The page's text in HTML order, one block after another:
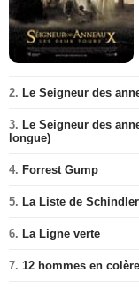
2. Le Seigneur des
3. Le Seigneur des
longue)
4. Forrest Gump
5. La Liste de Schindler
6. La Ligne verte
7. 12 hommes en colère